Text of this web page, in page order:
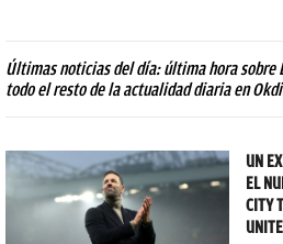
Últimas noticias del día: última hora sobre
todo el resto de la actualidad diaria en
UN
EL
CITY